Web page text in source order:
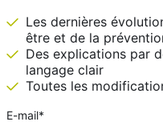
Les dernières
être et de la
Des explications par
langage clair
Toutes les
E-mail*